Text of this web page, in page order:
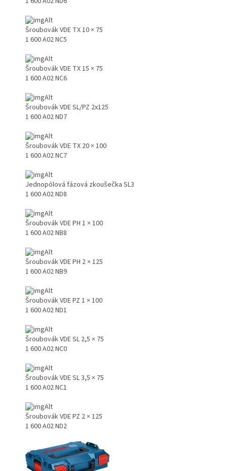
Šroubovák VDE TX 10 × 75
1 600 A02 NC5
Šroubovák VDE TX 15 × 75
1 600 A02 NC6
Šroubovák VDE SL/PZ 2x125
1 600 A02 ND7
Šroubovák VDE TX 20 × 100
1 600 A02 NC7
Jednopólová fázová zkoušečka SL3
1 600 A02 ND8
Šroubovák VDE PH 1 × 100
1 600 A02 NB8
Šroubovák VDE PH 2 × 125
1 600 A02 NB9
Šroubovák VDE PZ 1 × 100
1 600 A02 ND1
Šroubovák VDE SL 2,5 × 75
1 600 A02 NC0
Šroubovák VDE SL 3,5 × 75
1 600 A02 NC1
Šroubovák VDE PZ 2 × 125
1 600 A02 ND2